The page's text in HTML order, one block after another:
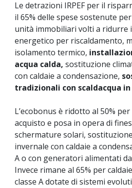
Le detrazioni IRPEF per il
il 65% delle spese sostenute
unità immobiliari volti a ridurre
energetico per riscaldamento,
isolamento termico,
acqua calda, sostituzione
con caldaie a condensazione,
tradizionali con scaldacqua
L’ecobonus è ridotto al 50%
acquisto e posa in opera di
schermature solari,
invernale con caldaie a
A o con generatori alimentati
Invece rimane al 65% per
classe A dotate di sistemi